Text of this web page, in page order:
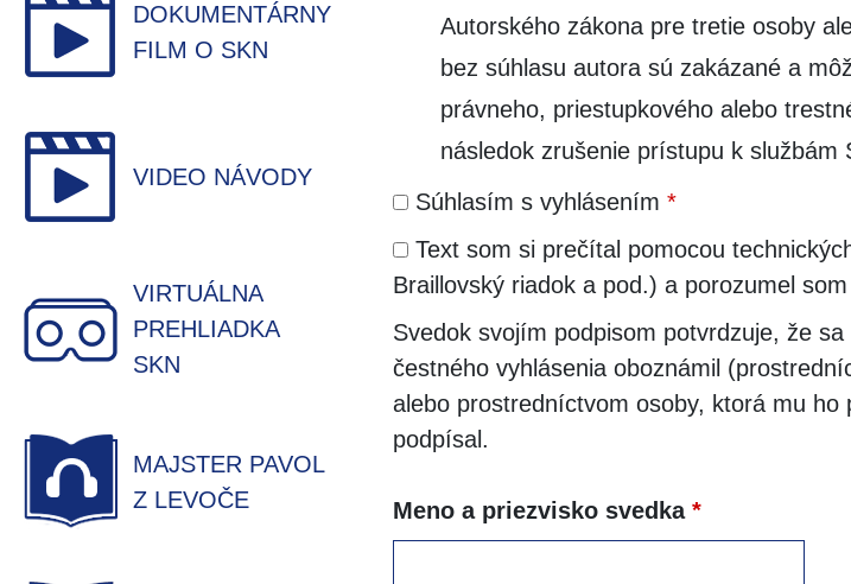
DOKUMENTÁRNY
FILM O SKN
VIDEO NÁVODY
VIRTUÁLNA
PREHLIADKA
SKN
MAJSTER PAVOL
Z LEVOČE
Autorského zákona pre tretie osoby
bez súhlasu autora sú zakázané a
právneho, priestupkového alebo
následok zrušenie prístupu k službám
Súhlasím s vyhlásením *
Text som si prečítal pomocou
Braillovský riadok a pod.) a porozumel
Svedok svojím podpisom potvrdzuje, že
čestného vyhlásenia oboznámil
alebo prostredníctvom osoby, ktorá mu ho
podpísal.
Meno a priezvisko svedka *